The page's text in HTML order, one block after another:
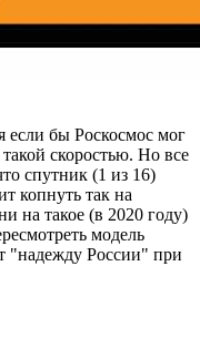
если бы Роскосмос мог
скоростью. Но все
спутник (1 из 16)
копнуть так на
на такое (в 2020 году)
модель
"надежду России" при